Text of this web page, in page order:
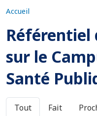
Accueil
Référentiel
sur le
Santé
Onglets
Tout Fait